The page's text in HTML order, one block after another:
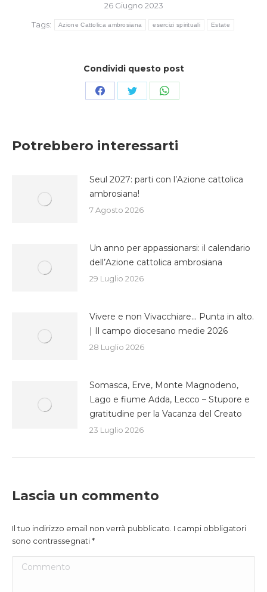
26 Giugno 2023
Tags:
Azione Cattolica ambrosiana esercizi spirituali Estate
Condividi questo post
CondividiCondividiCondividi
Potrebbero interessarti
Seul 2027: parti con l’Azione cattolica
ambrosiana!
7 Agosto 2026
Un anno per appassionarsi: il calendario
dell’Azione cattolica ambrosiana
29 Luglio 2026
Vivere e non Vivacchiare… Punta in alto.
| Il campo diocesano medie 2026
28 Luglio 2026
Somasca, Erve, Monte Magnodeno,
Lago e fiume Adda, Lecco – Stupore e
gratitudine per la Vacanza del Creato
23 Luglio 2026
Lascia un commento
Il tuo indirizzo email non verrà pubblicato. I campi obbligatori
sono contrassegnati*
Commento